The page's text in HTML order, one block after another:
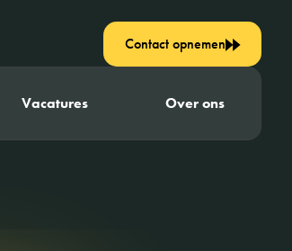
Vacatures Over ons
Contact opnemen